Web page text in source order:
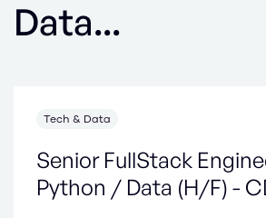
Data...
Tech & Data
Senior FullStack
Python / Data (H/F) -